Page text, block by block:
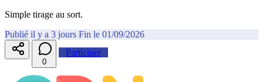
Simple tirage au sort.
Publié il y a 3 jours Fin le 01/09/2026
0
Participer